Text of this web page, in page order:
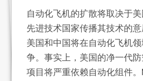
自动化飞机的扩散将取决于
先进技术国家传播其技术的意
美国和中国将在自动化飞机
争。事实上，美国的净一代防
项目将严重依赖自动化组件。